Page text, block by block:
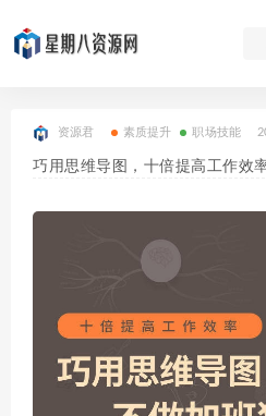
资源君 素质提升 职场技能
巧用思维导图，十倍提高工作效